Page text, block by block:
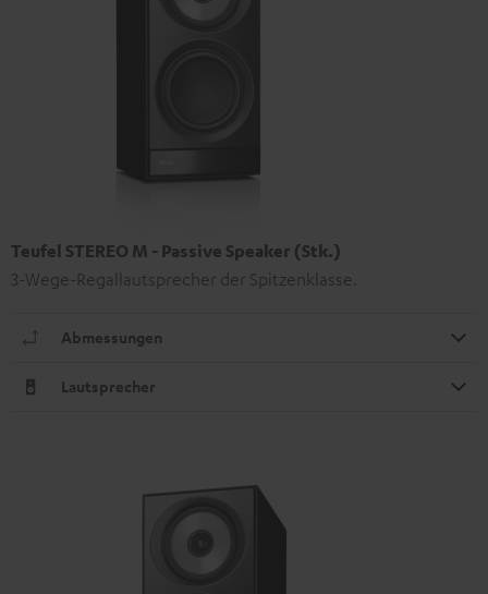
Teufel STEREO M - Passive Speaker (Stk.)
3-Wege-Regallautsprecher der Spitzenklasse.
Abmessungen
Lautsprecher